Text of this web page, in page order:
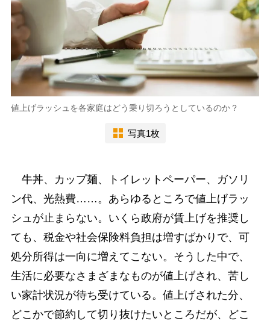
値上げラッシュを各家庭はどう乗り切ろうとしているのか？
写真1枚
牛丼、カップ麺、トイレットペーパー、ガソリ
ン代、光熱費……。あらゆるところで値上げラッ
シュが止まらない。いくら政府が賃上げを推奨し
ても、税金や社会保険料負担は増すばかりで、可
処分所得は一向に増えてこない。そうした中で、
生活に必要なさまざまなものが値上げされ、苦し
い家計状況が待ち受けている。値上げされた分、
どこかで節約して切り抜けたいところだが、どこ